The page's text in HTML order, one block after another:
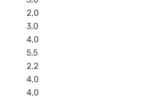
2,0
3,0
4,0
5,5
2,2
4,0
4,0